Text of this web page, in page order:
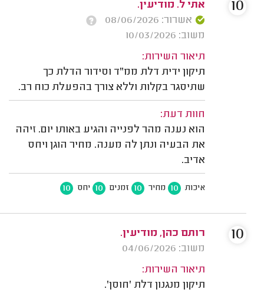
אתי ל. מודיעין.
אשרור: 08/06/2026
משוב: 10/03/2026
תיאור השירות:
תיקון ידית דלת ממ"ד וסידור הדלת כך
שתיסגר בקלות וללא צורך בהפעלת כוח רב.
חוות דעת:
הוא נענה מהר לפנייה והגיע באותו יום. זיהה
את הבעיה ונתן לה מענה. מחיר הוגן ויחס
אדיב.
איכות 10 מחיר 10 זמנים 10 יחס 10
10
רותם כהן, מודיעין.
משוב: 04/06/2026
תיאור השירות:
תיקון מנגנון דלת 'חוסן'.
10